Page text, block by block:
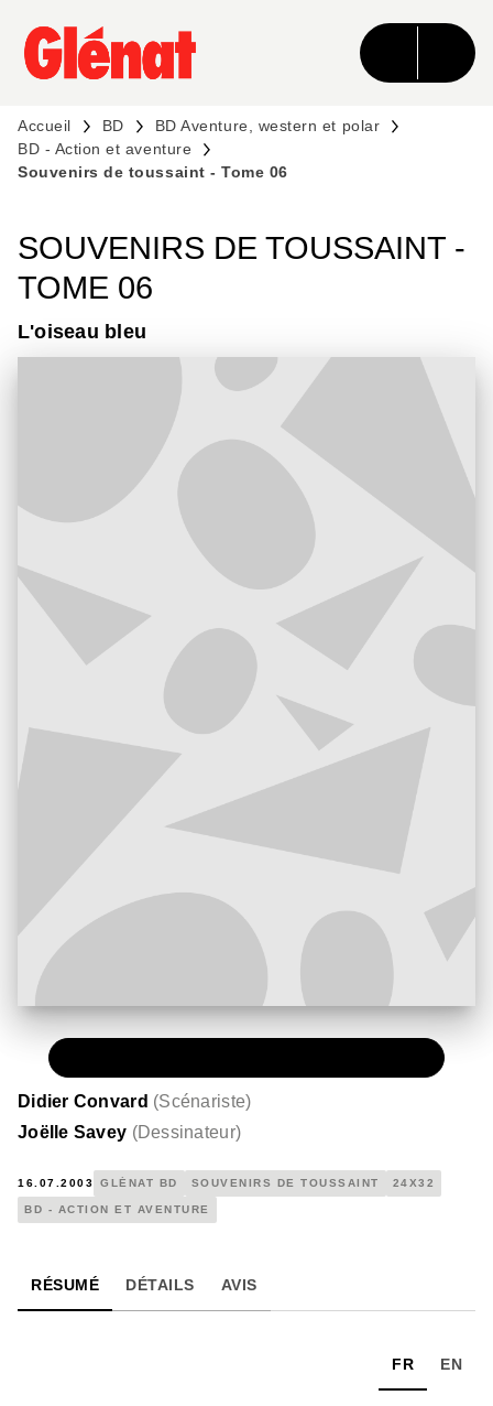
MENU RECHERCHE CONTENU
PIED DE PAGE
Accueil BD
BD Aventure, western et polar
BD - Action et aventure
Souvenirs de toussaint - Tome 06
SOUVENIRS DE TOUSSAINT -
TOME 06
L'oiseau bleu
Didier Convard (Scénariste)
Joëlle Savey (Dessinateur)
16.07.2003 GLÉNAT BD SOUVENIRS DE TOUSSAINT 24X32
BD - ACTION ET AVENTURE
RÉSUMÉ DÉTAILS AVIS
FR EN